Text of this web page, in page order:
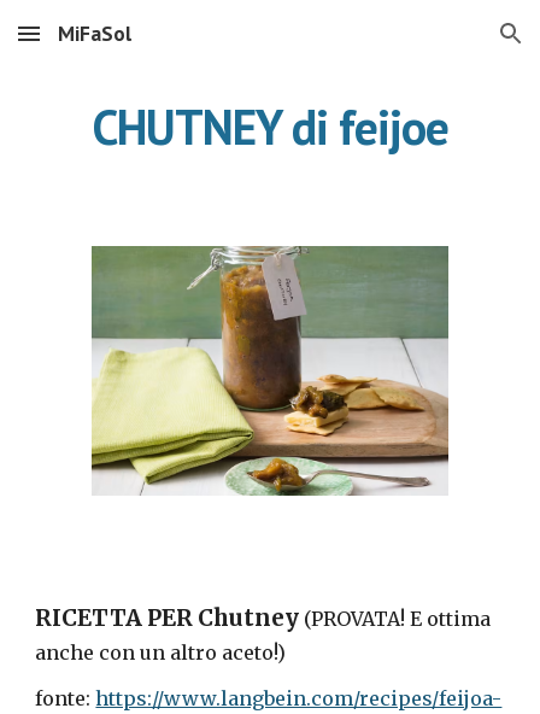
Skip to main content Skip to navigation
MiFaSol
CHUTNEY di feijoe
RICETTA PER Chutney (PROVATA! E ottima
anche con un altro aceto!)
fonte:https://www.langbein.com/recipes/feijoa-